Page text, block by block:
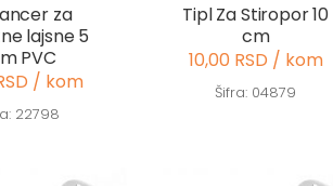
za
lajsne 5
PVC
/ kom
22798
Tipl Za Stiropor 10
cm
10,00 RSD / kom
Šifra: 04879